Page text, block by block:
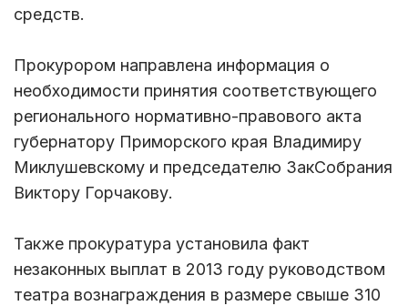
средств.
Прокурором направлена информация о
необходимости принятия соответствующего
регионального нормативно-правового акта
губернатору Приморского края Владимиру
Миклушевскому и председателю ЗакСобрания
Виктору Горчакову.
Также прокуратура установила факт
незаконных выплат в 2013 году руководством
театра вознаграждения в размере свыше 310